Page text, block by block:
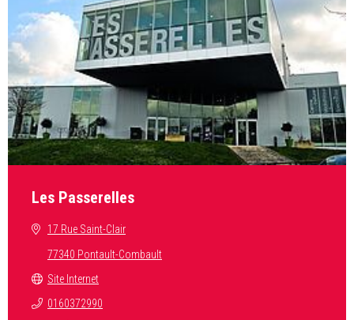
Les Passerelles
17 Rue Saint-Clair
77340 Pontault-Combault
Site Internet
0160372990